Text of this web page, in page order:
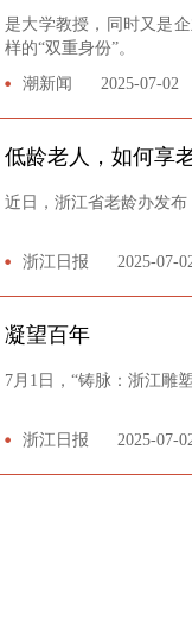
是大学教授，同时又是
样的“双重身份”。
潮新闻
2025-07-02
低龄老人，如何享
近日，浙江省老龄办发
浙江日报 2025-07-
凝望百年
7月1日，“铸脉：浙江雕
浙江日报 2025-07-